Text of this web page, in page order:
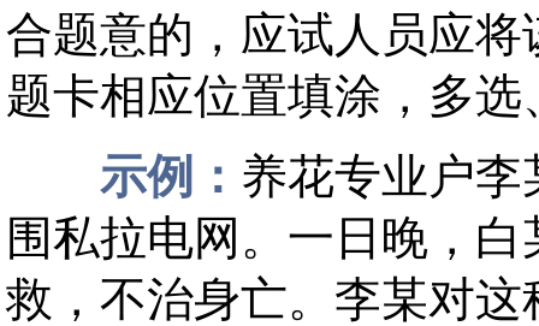
合题意的，应试人员应
题卡相应位置填涂，多
示例： 养花专业户
围私拉电网。一日晚，
救，不治身亡。李某对